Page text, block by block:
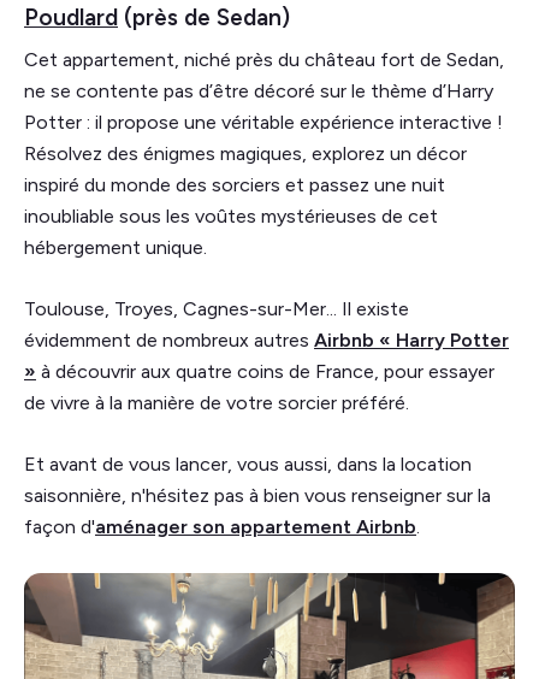
Poudlard (près de Sedan)
Cet appartement, niché près du château fort de Sedan,
ne se contente pas d’être décoré sur le thème d’Harry
Potter : il propose une véritable expérience interactive !
Résolvez des énigmes magiques, explorez un décor
inspiré du monde des sorciers et passez une nuit
inoubliable sous les voûtes mystérieuses de cet
hébergement unique.
Toulouse, Troyes, Cagnes-sur-Mer... Il existe
évidemment de nombreux autres Airbnb « Harry Potter
» à découvrir aux quatre coins de France, pour essayer
de vivre à la manière de votre sorcier préféré.
Et avant de vous lancer, vous aussi, dans la location
saisonnière, n'hésitez pas à bien vous renseigner sur la
façon d'aménager son appartement Airbnb